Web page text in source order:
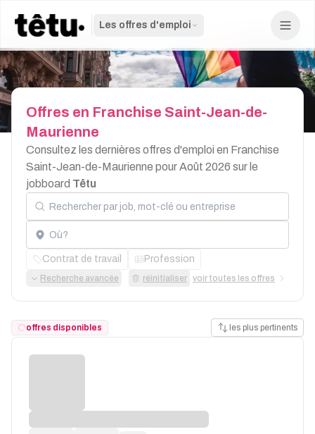
Les offres d'emploi
Offres en Franchise Saint-Jean-de-
Maurienne
Consultez les dernières offres d'emploi en Franchise
Saint-Jean-de-Maurienne pour Août 2026 sur le
jobboard Têtu
Rechercher par job, mot-clé ou entreprise
Localisation
Contrat de travail Profession
Recherche avancée réinitialiser voir toutes les offres
offres disponibles les plus pertinents